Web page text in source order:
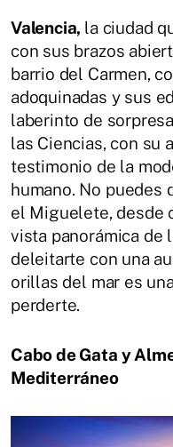
Valencia, la ciudad
con sus brazos
barrio del Carmen,
adoquinadas y sus
laberinto de
las Ciencias, con su
testimonio de la
humano. No puedes
el Miguelete, desde
vista panorámica de
deleitarte con una
orillas del mar es
perderte.
Cabo de Gata y
Mediterráneo